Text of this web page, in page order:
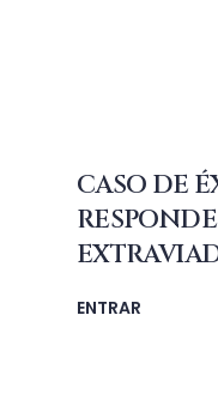
CASO DE
ENTRAR